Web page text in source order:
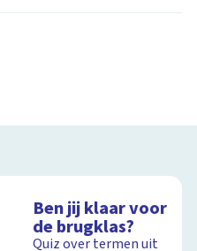
Ben jij klaar voor
de brugklas?
Quiz over termen uit